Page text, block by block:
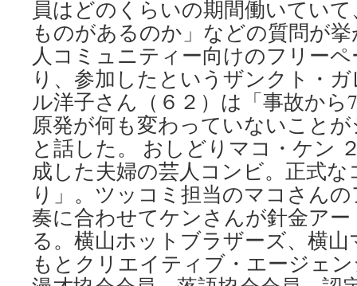
員はどのくらいの期間働いてい
ものがあるのか」などの質問が
人コミュニティー向けのフリー
り、参加したというザンクト・
ル洋子さん（６２）は「事故から
原発が何も変わっていないこと
と話した。 おしどりマコ・ケン
成した夫婦の芸人コンビ。正式
り」。ツッコミ担当のマコさん
奏に合わせてケンさんが針金ア
る。横山ホットブラザーズ、横
もとクリエイティブ・エージェ